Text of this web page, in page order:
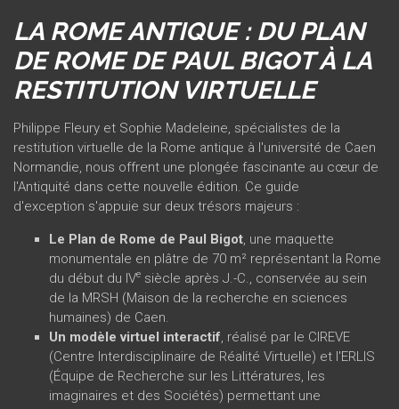
LA ROME ANTIQUE : DU PLAN
DE ROME DE PAUL BIGOT À LA
RESTITUTION VIRTUELLE
Philippe Fleury et Sophie Madeleine, spécialistes de la
restitution virtuelle de la Rome antique à l'université de Caen
Normandie, nous offrent une plongée fascinante au cœur de
l'Antiquité dans cette nouvelle édition. Ce guide
d'exception s'appuie sur deux trésors majeurs :
Le Plan de Rome de Paul Bigot, une maquette
monumentale en plâtre de 70 m² représentant la Rome
du début du IVe siècle après J.-C., conservée au sein
de la MRSH (Maison de la recherche en sciences
humaines) de Caen.
Un modèle virtuel interactif, réalisé par le CIREVE
(Centre Interdisciplinaire de Réalité Virtuelle) et l'ERLIS
(Équipe de Recherche sur les Littératures, les
imaginaires et des Sociétés) permettant une